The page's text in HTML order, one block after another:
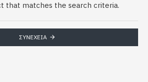
that matches the search criteria.
ΣΥΝΈΧΕΙΑ